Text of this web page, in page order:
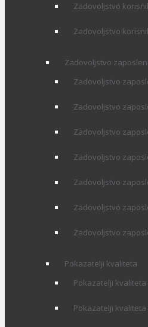
Zadovoljstvo
Zadovoljstvo
Zadovoljstvo
Zadovoljstvo
Zadovoljstvo
Zadovoljstvo
Zadovoljstvo
Zadovoljstvo
Zadovoljstvo
Zadovoljstvo
Pokazatelji kvaliteta
Pokazatelji kvaliteta
Pokazatelji kvaliteta